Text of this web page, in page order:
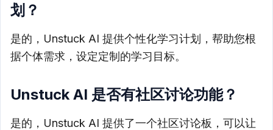
划？
是的，Unstuck AI 提供个性化学习计划，帮助您根
据个体需求，设定定制的学习目标。
Unstuck AI 是否有社区讨论功能？
是的，Unstuck AI 提供了一个社区讨论板，可以让